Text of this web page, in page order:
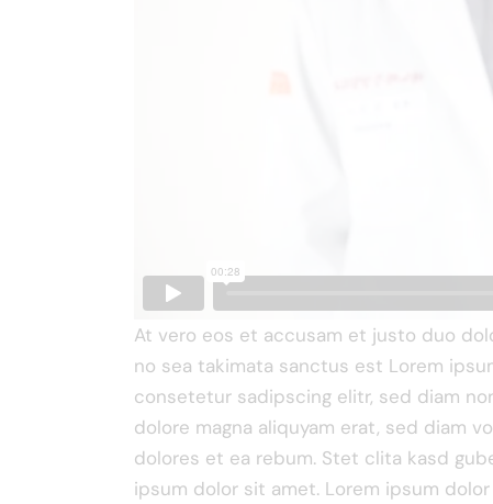
At vero eos et accusam et justo duo
no sea takimata sanctus est Lorem
consetetur sadipscing elitr, sed diam
dolore magna aliquyam erat, sed diam
dolores et ea rebum. Stet clita kasd
ipsum dolor sit amet. Lorem ipsum